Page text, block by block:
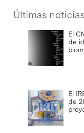
Últimas noticias
El
de
El
de